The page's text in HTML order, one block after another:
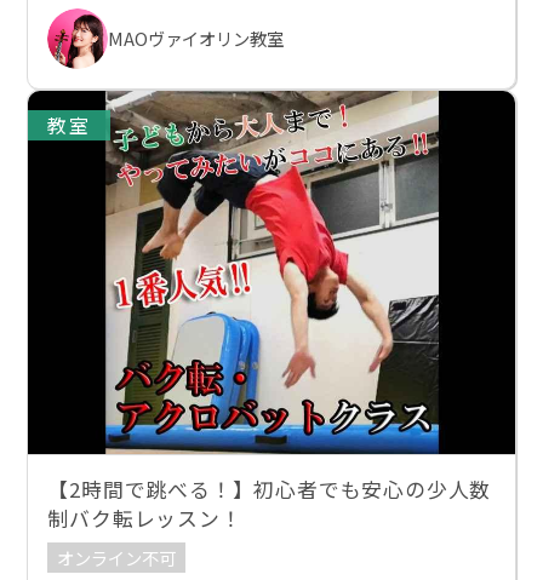
MAOヴァイオリン教室
教室
【2時間で跳べる！】初心者でも安心の少人数
制バク転レッスン！
オンライン不可